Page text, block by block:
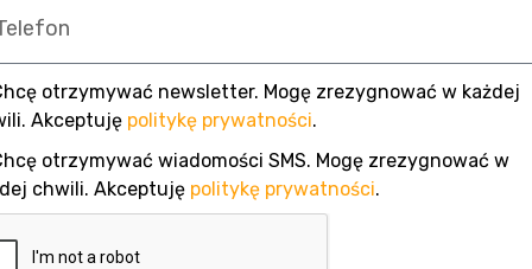
otrzymywać newsletter. Mogę zrezygnować w każdej
Akceptuję politykę prywatności.
otrzymywać wiadomości SMS. Mogę zrezygnować w
chwili. Akceptuję politykę prywatności.